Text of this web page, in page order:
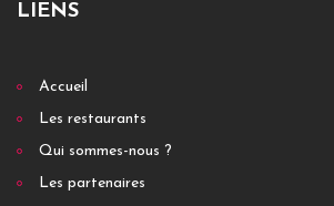
LIENS
Accueil
Les restaurants
Qui sommes-nous ?
Les partenaires